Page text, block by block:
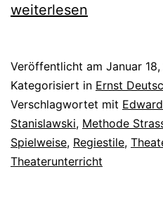
weiterlesen
Veröffentlicht am Januar
Kategorisiert in Ernst
Verschlagwortet mit
Stanislawski, Methode
Spielweise, Regiestile,
Theaterunterricht